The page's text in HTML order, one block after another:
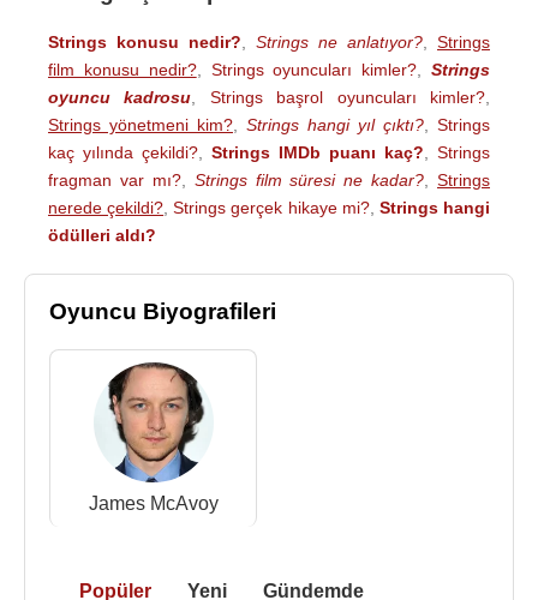
Strings konusu nedir? Strings ne anlatıyor?
Strings
film konusu nedir?, Strings oyuncuları kimler? ,Strings
oyuncu kadrosu
Strings başrol oyuncuları kimler?
Strings yönetmeni kim?
Strings hangi yıl çıktı?
Strings
kaç yılında çekildi?
Strings IMDb puanı kaç?
Strings
fragman var mı?, Strings film süresi ne kadar?
Strings
nerede çekildi? ,Strings gerçek hikaye mi?, Strings hangi
ödülleri aldı?
Oyuncu Biyografileri
James McAvoy
Popüler Yeni Gündemde